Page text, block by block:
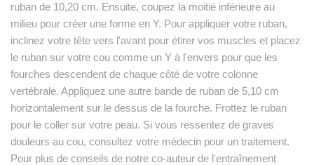
ruban de 10,20 cm. Ensuite, coupez la moitié inférieure au
milieu pour créer une forme en Y. Pour appliquer votre ruban,
inclinez votre tête vers l'avant pour étirer vos muscles et placez
le ruban sur votre cou comme un Y à l'envers pour que les
fourches descendent de chaque côté de votre colonne
vertébrale. Appliquez une autre bande de ruban de 5,10 cm
horizontalement sur le dessus de la fourche. Frottez le ruban
pour le coller sur votre peau. Si vous ressentez de graves
douleurs au cou, consultez votre médecin pour un traitement.
Pour plus de conseils de notre co-auteur de l'entraînement